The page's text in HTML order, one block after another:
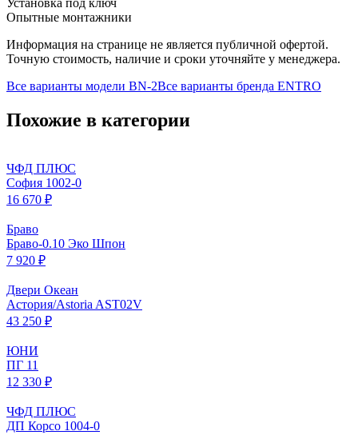
Установка под ключ
Опытные монтажники
Информация на странице не является публичной офертой.
Точную стоимость, наличие и сроки уточняйте у менеджера.
Все варианты модели BN-2Все варианты бренда ENTRO
Похожие в категории
ЧФД ПЛЮС
София 1002-0
16 670 ₽
Браво
Браво-0.10 Эко Шпон
7 920 ₽
Двери Океан
Астория/Astoria AST02V
43 250 ₽
ЮНИ
ПГ 11
12 330 ₽
ЧФД ПЛЮС
ДП Корсо 1004-0